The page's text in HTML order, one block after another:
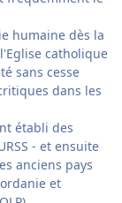
humaine dès la
catholique
sans cesse
dans les
établi des
- et ensuite
anciens pays
et